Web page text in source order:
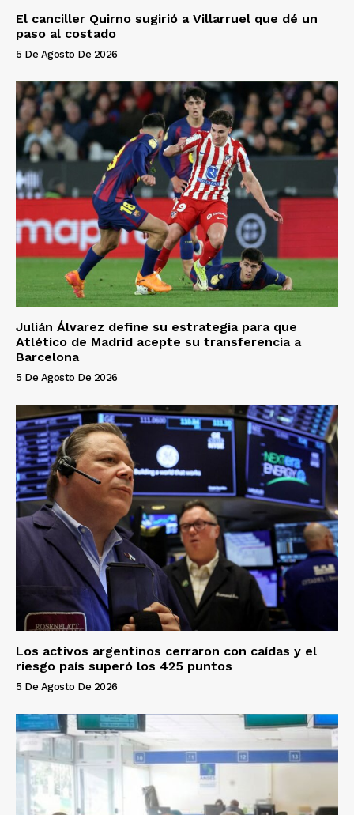
El canciller Quirno sugirió a Villarruel que dé un
paso al costado
5 De Agosto De 2026
Julián Álvarez define su estrategia para que
Atlético de Madrid acepte su transferencia a
Barcelona
5 De Agosto De 2026
Los activos argentinos cerraron con caídas y el
riesgo país superó los 425 puntos
5 De Agosto De 2026